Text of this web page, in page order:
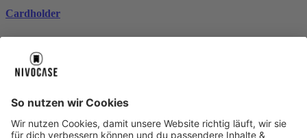
Cardholder
black
€ 26,99